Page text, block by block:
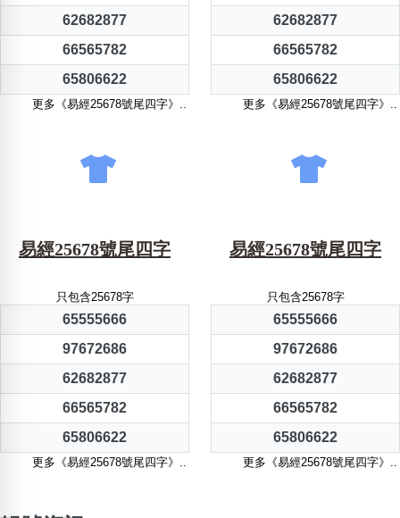
62682877
66565782
65806622
更多《易經25678號尾四字》..
62682877
66565782
65806622
更多《易經25678號尾四字》..
易經25678號尾四字
只包含25678字
65555666
97672686
62682877
66565782
65806622
更多《易經25678號尾四字》..
易經25678號尾四字
只包含25678字
65555666
97672686
62682877
66565782
65806622
更多《易經25678號尾四字》..